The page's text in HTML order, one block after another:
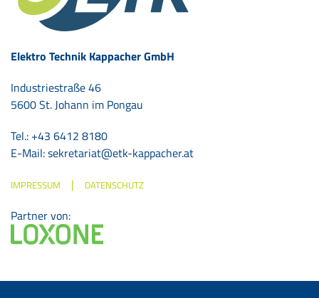
Elektro Technik Kappacher GmbH
Industriestraße 46
5600 St. Johann im Pongau
Tel.: +43 6412 8180
E-Mail:sekretariat@etk-kappacher.at
IMPRESSUM | DATENSCHUTZ
Partner von: